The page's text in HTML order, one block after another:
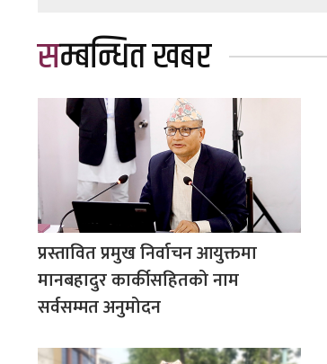
सम्बन्धित खबर
प्रस्तावित प्रमुख निर्वाचन आयुक्तमा
मानबहादुर कार्कीसहितको नाम
सर्वसम्मत अनुमोदन